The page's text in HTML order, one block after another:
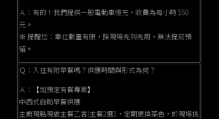
Ａ：有的！我們提供一般電動車慢充，收費為每小時 $50
元。
※ 提醒您：車位數量有限，採現場先到先用，無法提前預
留。
Ｑ：入住有附早餐嗎？供應時間與形式為何？
Ａ：【如預定有餐專案】
中西式自助早餐供應
主廚現點現做主餐乙客(主餐2選1，定期更換菜色，於現場挑